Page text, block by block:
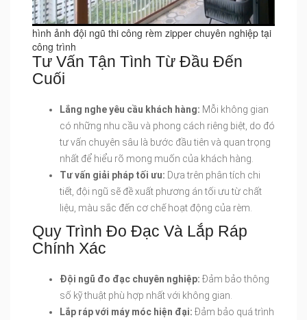
hình ảnh đội ngũ thi công rèm zipper chuyên nghiệp tại
công trình
Tư Vấn Tận Tình Từ Đầu Đến
Cuối
Lắng nghe yêu cầu khách hàng: Mỗi không gian
có những nhu cầu và phong cách riêng biệt, do đó
tư vấn chuyên sâu là bước đầu tiên và quan trọng
nhất để hiểu rõ mong muốn của khách hàng.
Tư vấn giải pháp tối ưu: Dựa trên phân tích chi
tiết, đội ngũ sẽ đề xuất phương án tối ưu từ chất
liệu, màu sắc đến cơ chế hoạt động của rèm.
Quy Trình Đo Đạc Và Lắp Ráp
Chính Xác
Đội ngũ đo đạc chuyên nghiệp: Đảm bảo thông
số kỹ thuật phù hợp nhất với không gian.
Lắp ráp với máy móc hiện đại: Đảm bảo quá trình